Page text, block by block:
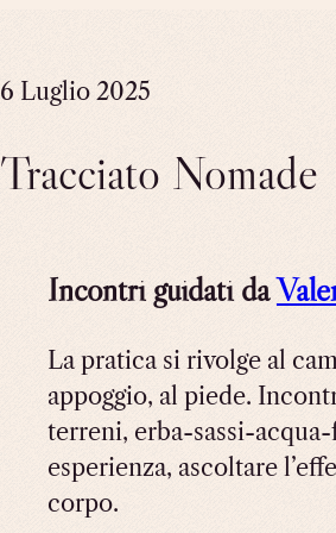
6 Luglio 2025
Tracciato Nomade
Incontri guidati da
La pratica si rivolge al
appoggio, al piede.
terreni, erba-sassi-acqua-
esperienza, ascoltare
corpo.